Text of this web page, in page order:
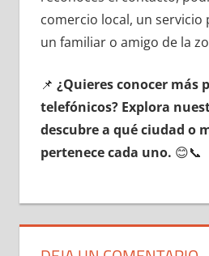
comercio local, un servicio
un familiar ο amigo dе la
📌 ¿Quieres conocer mа́s
telefónicos? Explora
descubre а qué ciudad ο
pertenece cada uno. 😊📞